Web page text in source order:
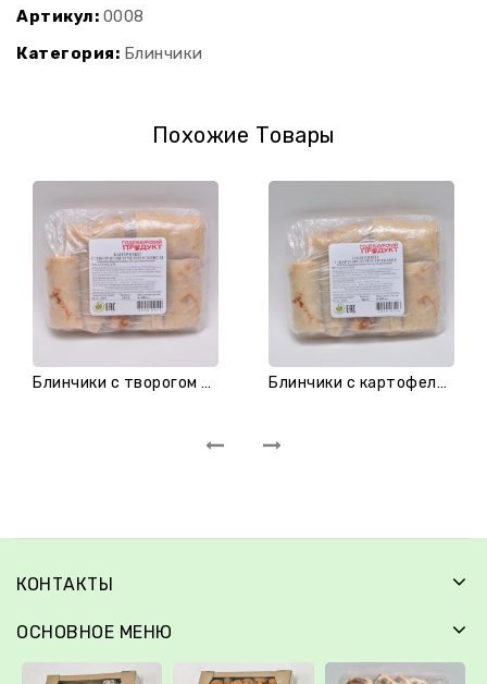
Артикул: 0008
Категория: Блинчики
Похожие Товары
Блинчики с творогом и черносливом Блинчики с картофелем и грибами
КОНТАКТЫ
ОСНОВНОЕ МЕНЮ